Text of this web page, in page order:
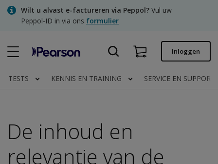
SkipWilt u alvast e-factureren via Peppol? Vul uw
Peppol-ID in via ons formulier
Snel bestellen
Clinical | NL
Inloggen
TESTS KENNIS EN TRAINING SERVICE EN SUPPORT
De inhoud en
relevantie van de